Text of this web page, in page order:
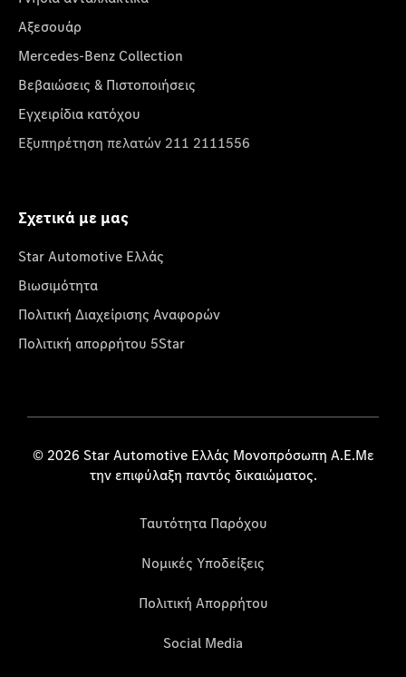
Αξεσουάρ
Mercedes-Benz Collection
Βεβαιώσεις & Πιστοποιήσεις
Εγχειρίδια κατόχου
Εξυπηρέτηση πελατών 211 2111556
Σχετικά με μας
Star Automotive Ελλάς
Βιωσιμότητα
Πολιτική Διαχείρισης Αναφορών
Πολιτική απορρήτου 5Star
© 2026 Star Automotive Ελλάς Μονοπρόσωπη Α.Ε.Με
την επιφύλαξη παντός δικαιώματος.
Ταυτότητα Παρόχου
Νομικές Υποδείξεις
Πολιτική Απορρήτου
Social Media